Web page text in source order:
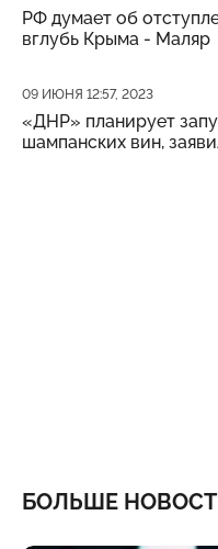
РФ думает об
вглубь Крыма - Маляр
Дата публикации
09 ИЮНЯ 12:57, 2023
«ДНР» планирует
шампанских вин,
БОЛЬШЕ